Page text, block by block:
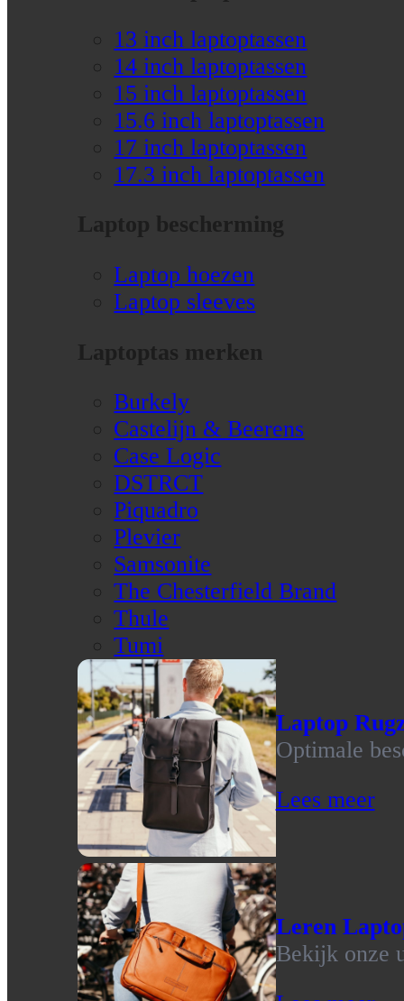
13 inch laptoptassen
14 inch laptoptassen
15 inch laptoptassen
15.6 inch laptoptassen
17 inch laptoptassen
17.3 inch laptoptassen
Laptop bescherming
Laptop hoezen
Laptop sleeves
Laptoptas merken
Burkely
Castelijn & Beerens
Case Logic
DSTRCT
Piquadro
Plevier
Samsonite
The Chesterfield Brand
Thule
Tumi
Laptop
Optimale
Lees meer
Leren
Bekijk onze